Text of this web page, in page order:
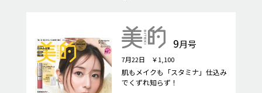
9月号
7月22日 ￥1,100
肌もメイクも「スタミナ」仕込み
でくずれ知らず！